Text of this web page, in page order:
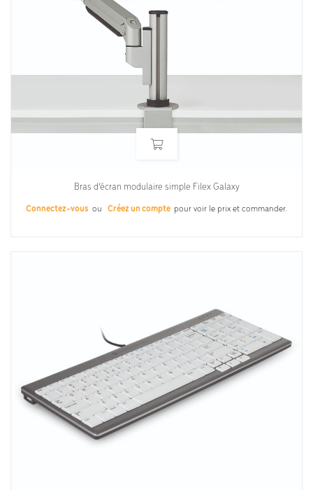
Bras d’écran modulaire simple Filex Galaxy
Connectez-vous ou Créez un compte pour voir le prix et commander.